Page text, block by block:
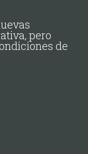
pero
de